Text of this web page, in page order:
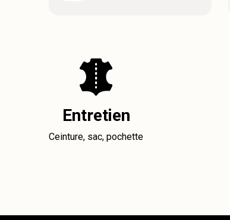
Entretien
Ceinture, sac, pochette